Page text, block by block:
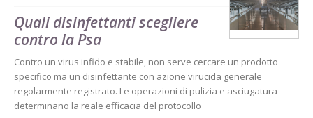
Quali disinfettanti scegliere
contro la Psa
Contro un virus infido e stabile, non serve cercare un prodotto
specifico ma un disinfettante con azione virucida generale
regolarmente registrato. Le operazioni di pulizia e asciugatura
determinano la reale efficacia del protocollo